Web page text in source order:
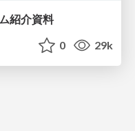
紹介資料
0 29k